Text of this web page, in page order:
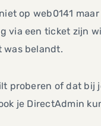
op web0141
via een ticket zijn
was belandt.
proberen of dat bij
je DirectAdmin